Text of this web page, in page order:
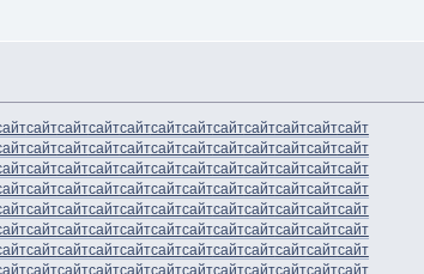
сайтсайтсайтсайтсайтсайтсайтсайтсайтсайтсайт
сайтсайтсайтсайтсайтсайтсайтсайтсайтсайтсайт
сайтсайтсайтсайтсайтсайтсайтсайтсайтсайтсайт
сайтсайтсайтсайтсайтсайтсайтсайтсайтсайтсайт
сайтсайтсайтсайтсайтсайтсайтсайтсайтсайтсайт
сайтсайтсайтсайтсайтсайтсайтсайтсайтсайтсайт
сайтсайтсайтсайтсайтсайтсайтсайтсайтсайтсайт
сайтсайтсайтсайтсайтсайтсайтсайтсайтсайтсайт